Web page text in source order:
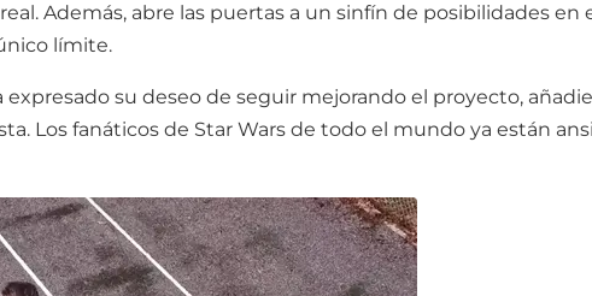
Además, abre las puertas a un sinfín de posibilidades
límite.
expresado su deseo de seguir mejorando el proyecto,
Los fanáticos de Star Wars de todo el mundo ya están